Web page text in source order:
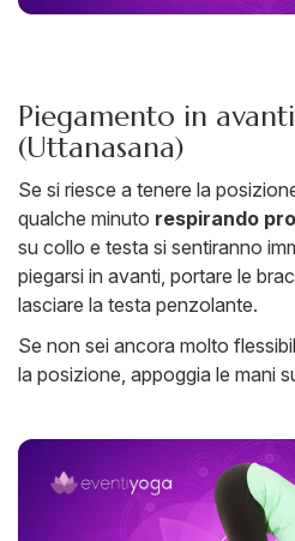
Piegamento in
(Uttanasana)
Se si riesce a tenere la
qualche minuto respirando
su collo e testa si sentiranno
piegarsi in avanti, portare le
lasciare la testa penzolante.
Se non sei ancora molto
la posizione, appoggia le mani